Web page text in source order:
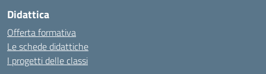
Didattica
Offerta formativa
Le schede didattiche
I progetti delle classi